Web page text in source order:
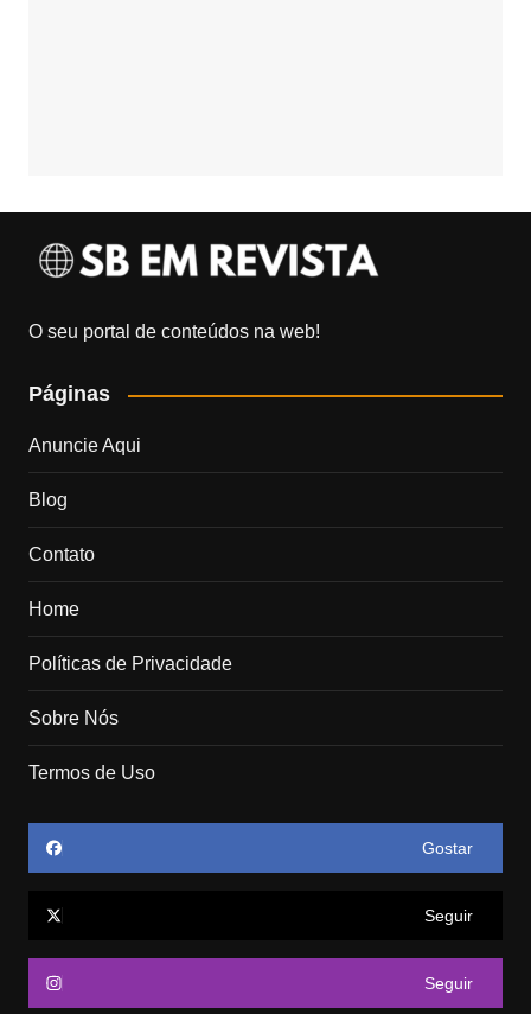
O seu portal de conteúdos na web!
Páginas
Anuncie Aqui
Blog
Contato
Home
Políticas de Privacidade
Sobre Nós
Termos de Uso
Gostar
Seguir
Seguir